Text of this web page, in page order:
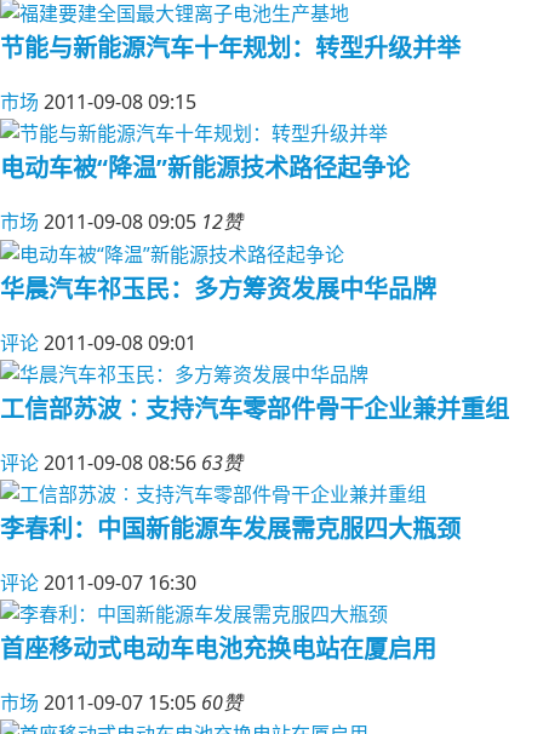
节能与新能源汽车十年规划：转型升级并举
市场 2011-09-08 09:15
电动车被“降温”新能源技术路径起争论
市场 2011-09-08 09:05 12赞
华晨汽车祁玉民：多方筹资发展中华品牌
评论2011-09-08 09:01
工信部苏波︰支持汽车零部件骨干企业兼并重组
评论2011-09-08 08:56 63赞
李春利：中国新能源车发展需克服四大瓶颈
评论2011-09-07 16:30
首座移动式电动车电池充换电站在厦启用
市场 2011-09-07 15:05 60赞